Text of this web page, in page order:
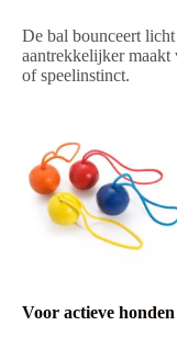
De bal bounceert
aantrekkelijker maakt
of speelinstinct.
Voor actieve